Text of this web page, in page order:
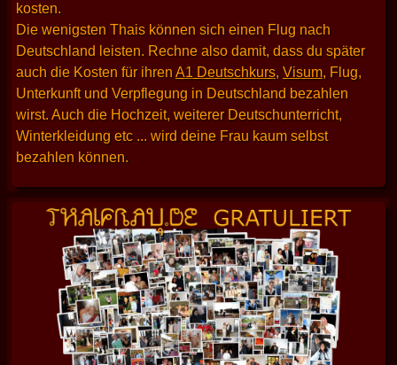
kosten.
Die wenigsten Thais können sich einen Flug nach
Deutschland leisten. Rechne also damit, dass du später
auch die Kosten für ihrenA1 Deutschkurs, Visum, Flug,
Unterkunft und Verpflegung in Deutschland bezahlen
wirst. Auch die Hochzeit, weiterer Deutschunterricht,
Winterkleidung etc ... wird deine Frau kaum selbst
bezahlen können.